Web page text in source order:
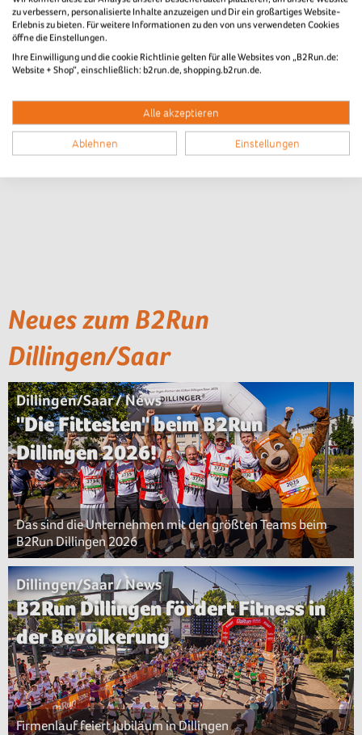
Neues zum B2Run
Dillingen/Saar
Dillingen/Saar / News
"Die Fittesten" beim B2Run
Dillingen 2026!
Das sind die Unternehmen mit den größten Teams beim
B2Run Dillingen 2026
Dillingen/Saar / News
B2Run Dillingen fördert Fitness in
der Bevölkerung
Firmenlauf feiert Jubiläum in Dillingen
zu verbessern, personalisierte Inhalte anzuzeigen und Dir ein großartiges Website-
Erlebnis zu bieten. Für weitere Informationen zu den von uns verwendeten Cookies
öffne die Einstellungen.
Ihre Einwilligung und die cookie Richtlinie gelten für alle Websites von „B2Run.de:
Website + Shop“, einschließlich: b2run.de, shopping.b2run.de.
Alle akzeptieren
Ablehnen Einstellungen